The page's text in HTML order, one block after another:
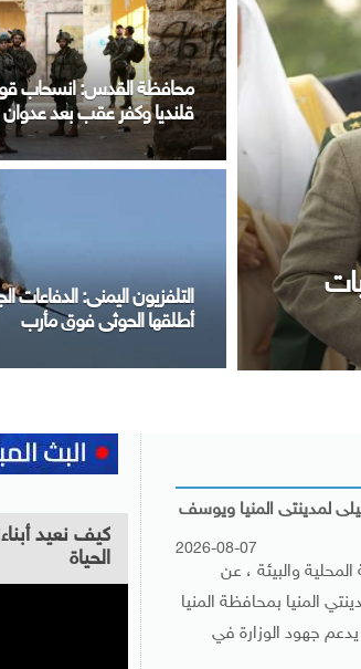
انعقاد منتدى الأعمال
الاقتصادية بين البلدين
وزير الإنتاج الحربى يتابع
“حياة كريمة” مع رؤساء
لمدينتى المنيا ويوسف
2026-08-07
والبيئة ، عن
المنيا بمحافظة المنيا
جهود الوزارة في
كيف نعيد
الحياة